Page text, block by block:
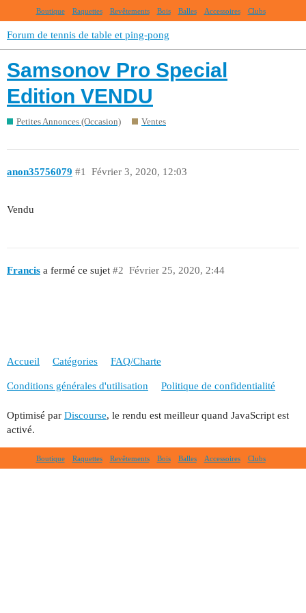
Boutique Raquettes Revêtements Bois Balles Accessoires Clubs
Forum de tennis de table et ping-pong
Samsonov Pro Special
Edition VENDU
Petites Annonces (Occasion) Ventes
anon35756079 Février 3, 2020, 12:03
#1
Vendu
Francis a fermé ce sujet Février 25, 2020, 2:44
#2
Accueil Catégories FAQ/Charte
Conditions générales d'utilisation Politique de confidentialité
Optimisé par Discourse, le rendu est meilleur quand JavaScript est
activé.
Boutique Raquettes Revêtements Bois Balles Accessoires Clubs